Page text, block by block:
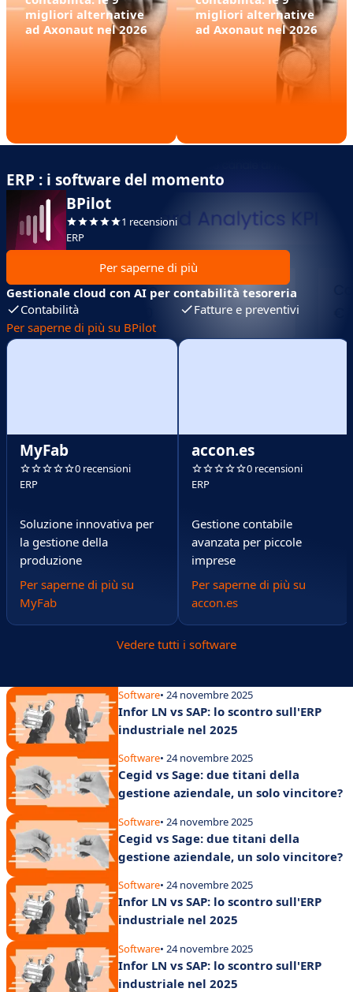
migliori alternative
ad Axonaut nel 2026
migliori alternative
ad Axonaut nel 2026
ERP : i software del momento
BPilot
1 recensioni
ERP
Per saperne di più
Gestionale cloud con AI per contabilità tesoreria
Contabilità
Fatture e preventivi
Per saperne di più su BPilot
MyFab
0 recensioni
ERP
Soluzione innovativa per
la gestione della
produzione
Per saperne di più su
MyFab
accon.es
0 recensioni
ERP
Gestione contabile
avanzata per piccole
imprese
Per saperne di più su
accon.es
Vedere tutti i software
Software• 24 novembre 2025
Infor LN vs SAP: lo scontro sull'ERP
industriale nel 2025
Software• 24 novembre 2025
Cegid vs Sage: due titani della
gestione aziendale, un solo vincitore?
Software• 24 novembre 2025
Cegid vs Sage: due titani della
gestione aziendale, un solo vincitore?
Software• 24 novembre 2025
Infor LN vs SAP: lo scontro sull'ERP
industriale nel 2025
Software• 24 novembre 2025
Infor LN vs SAP: lo scontro sull'ERP
industriale nel 2025